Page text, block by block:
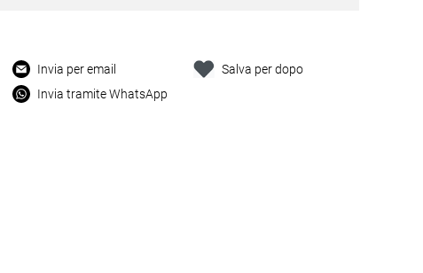
Invia per email
Invia tramite WhatsApp
Salva per dopo